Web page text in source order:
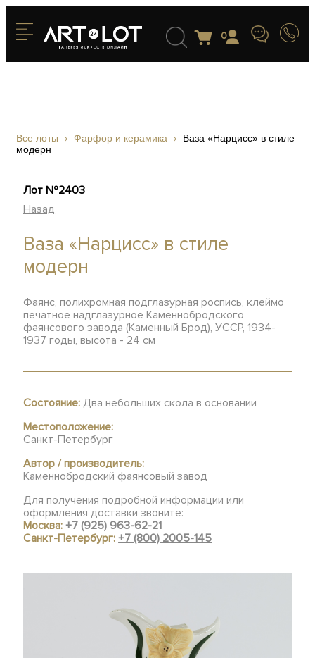
0
Все лоты Фарфор и керамика
Ваза «Нарцисс» в стиле
модерн
Лот №2403
Назад
Ваза «Нарцисс» в стиле
модерн
Фаянс, полихромная подглазурная роспись, клеймо
печатное надглазурное Каменнобродского
фаянсового завода (Каменный Брод), УССР, 1934-
1937 годы, высота - 24 см
Состояние: Два небольших скола в основании
Местоположение:
Санкт-Петербург
Автор / производитель:
Каменнобродский фаянсовый завод
Для получения подробной информации или
оформления доставки звоните:
Москва:+7 (925) 963-62-21
Санкт-Петербург:+7 (800) 2005-145